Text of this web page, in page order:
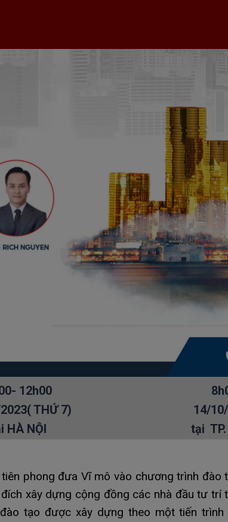
14/
tại TP.
12h00
THỨ 7)
HÀ NỘI
phong đưa Vĩ mô vào chương trình đào
xây dựng cộng đồng các nhà đầu tư trí
tạo được xây dựng theo một tiến